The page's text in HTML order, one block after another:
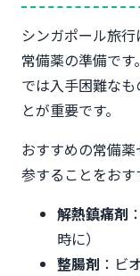
シンガポール旅
常備薬の準備で
では入手困難な
とが重要です。
おすすめの常備
参することをおす
解熱鎮痛剤
時に）
整腸剤 ：ビ